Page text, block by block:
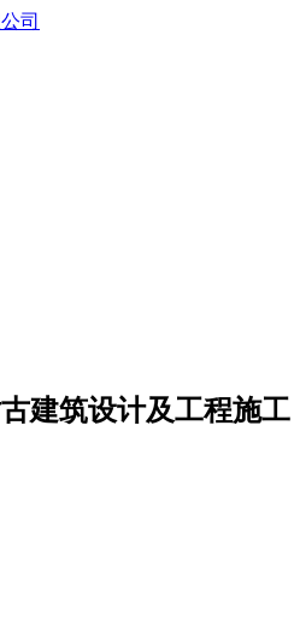
建筑设计及工程施工